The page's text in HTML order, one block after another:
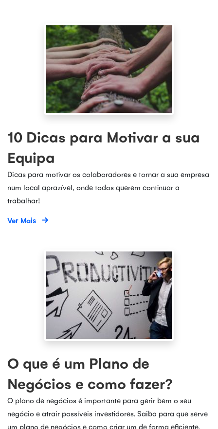
10 Dicas para Motivar a sua
Equipa
Dicas para motivar os colaboradores e tornar a sua empresa
num local aprazível, onde todos querem continuar a
trabalhar!
Ver Mais
O que é um Plano de
Negócios e como fazer?
O plano de negócios é importante para gerir bem o seu
negócio e atrair possíveis investidores. Saiba para que serve
um plano de negócios e como criar um de forma eficiente.